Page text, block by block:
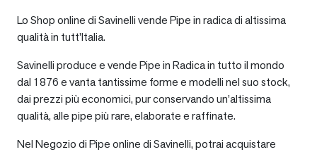
Lo Shop online di Savinelli vende Pipe in radica di altissima
qualità in tutt’Italia.
Savinelli produce e vende Pipe in Radica in tutto il mondo
dal 1876 e vanta tantissime forme e modelli nel suo stock,
dai prezzi più economici, pur conservando un’altissima
qualità, alle pipe più rare, elaborate e raffinate.
Nel Negozio di Pipe online di Savinelli, potrai acquistare